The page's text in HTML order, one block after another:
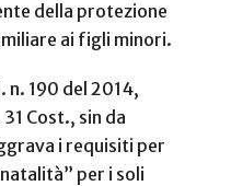
della protezione
ai figli minori.
n. 190 del 2014,
Cost., sin da
i requisiti per
per i soli